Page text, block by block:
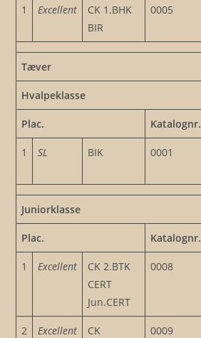
1 Excellent
CK 1.BHK
BIR
0005
Tæver
Hvalpeklasse
Plac. Katalognr.
1 SL BIK 0001
Juniorklasse
Plac. Katalognr.
1 Excellent
CK 2.BTK
CERT
Jun.CERT
0008
2 Excellent
CK
0009